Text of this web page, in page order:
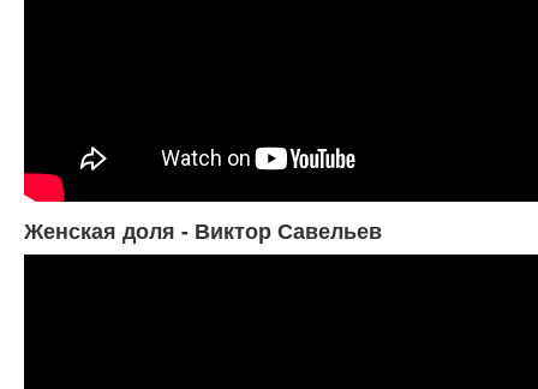
Женская доля - Виктор Савельев